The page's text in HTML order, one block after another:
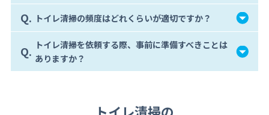
Q. トイレ清掃の頻度はどれくらいが適切ですか？
Q. トイレ清掃を依頼する際、事前に準備すべきことは
ありますか？